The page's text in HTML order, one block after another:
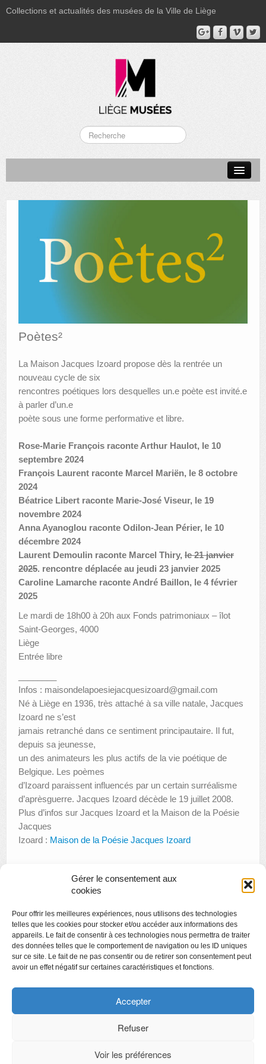
Gérer le consentement aux
cookies
Pour offrir les meilleures expériences, nous utilisons des technologies
telles que les cookies pour stocker et/ou accéder aux informations des
appareils. Le fait de consentir à ces technologies nous permettra de traiter
des données telles que le comportement de navigation ou les ID uniques
sur ce site. Le fait de ne pas consentir ou de retirer son consentement peut
avoir un effet négatif sur certaines caractéristiques et fonctions.
Accepter
Refuser
Voir les préférences
Collections et actualités des musées de la Ville de Liège
MUSÉE DU LUMINAIRE
FONDS PATRIMONIAUX
PUBLICATIONS
LES APPELS À PROJETS
LE PORTAIL DES COLLECTIONS
Poètes²
La Maison Jacques Izoard propose dès la rentrée un
nouveau cycle de six
rencontres poétiques lors desquelles un.e poète est invité.e
à parler d’un.e
poète sous une forme performative et libre.
Rose-Marie François raconte Arthur Haulot, le 10
septembre 2024
François Laurent raconte Marcel Mariën, le 8 octobre
2024
Béatrice Libert raconte Marie-José Viseur, le 19
novembre 2024
Anna Ayanoglou raconte Odilon-Jean Périer, le 10
décembre 2024
Laurent Demoulin raconte Marcel Thiry, le 21 janvier
2025. rencontre déplacée au jeudi 23 janvier 2025
Caroline Lamarche raconte André Baillon, le 4 février
2025
Le mardi de 18h00 à 20h aux Fonds patrimoniaux – îlot
Saint-Georges, 4000
Liège
Entrée libre
Infos : maisondelapoesiejacquesizoard@gmail.com
Né à Liège en 1936, très attaché à sa ville natale, Jacques
Izoard ne s’est
jamais retranché dans ce sentiment principautaire. Il fut,
depuis sa jeunesse,
un des animateurs les plus actifs de la vie poétique de
Belgique. Les poèmes
d’Izoard paraissent influencés par un certain surréalisme
d’aprèsguerre. Jacques Izoard décède le 19 juillet 2008.
Plus d’infos sur Jacques Izoard et la Maison de la Poésie
Jacques
Izoard : Maison de la Poésie Jacques Izoard
Les journées du patrimoine – La Boverie et le Grand
Le festival de marionnettes
Copyright
Politique de confidentialité
Chartes des engagements des opérateurs culturels